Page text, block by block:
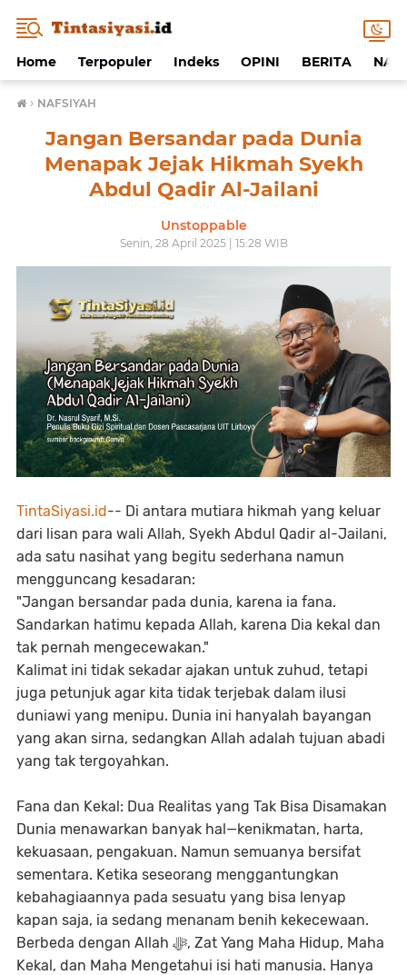
Home Terpopuler Indeks OPINI BERITA
› NAFSIYAH
Jangan Bersandar pada Dunia
Menapak Jejak Hikmah Syekh
Abdul Qadir Al-Jailani
Unstoppable
Senin, 28 April 2025 | 15:28 WIB
TintaSiyasi.id-- Di antara mutiara hikmah yang keluar
dari lisan para wali Allah, Syekh Abdul Qadir al-Jailani,
ada satu nasihat yang begitu sederhana namun
mengguncang kesadaran:
"Jangan bersandar pada dunia, karena ia fana.
Sandarkan hatimu kepada Allah, karena Dia kekal dan
tak pernah mengecewakan."
Kalimat ini tidak sekadar ajakan untuk zuhud, tetapi
juga petunjuk agar kita tidak terjebak dalam ilusi
duniawi yang menipu. Dunia ini hanyalah bayangan
yang akan sirna, sedangkan Allah adalah tujuan abadi
yang tak tergoyahkan.
Fana dan Kekal: Dua Realitas yang Tak Bisa Disamakan
Dunia menawarkan banyak hal—kenikmatan, harta,
kekuasaan, pengakuan. Namun semuanya bersifat
sementara. Ketika seseorang menggantungkan
kebahagiaannya pada sesuatu yang bisa lenyap
kapan saja, ia sedang menanam benih kekecewaan.
Berbeda dengan Allah ﷻ, Zat Yang Maha Hidup, Maha
Kekal, dan Maha Mengetahui isi hati manusia. Hanya